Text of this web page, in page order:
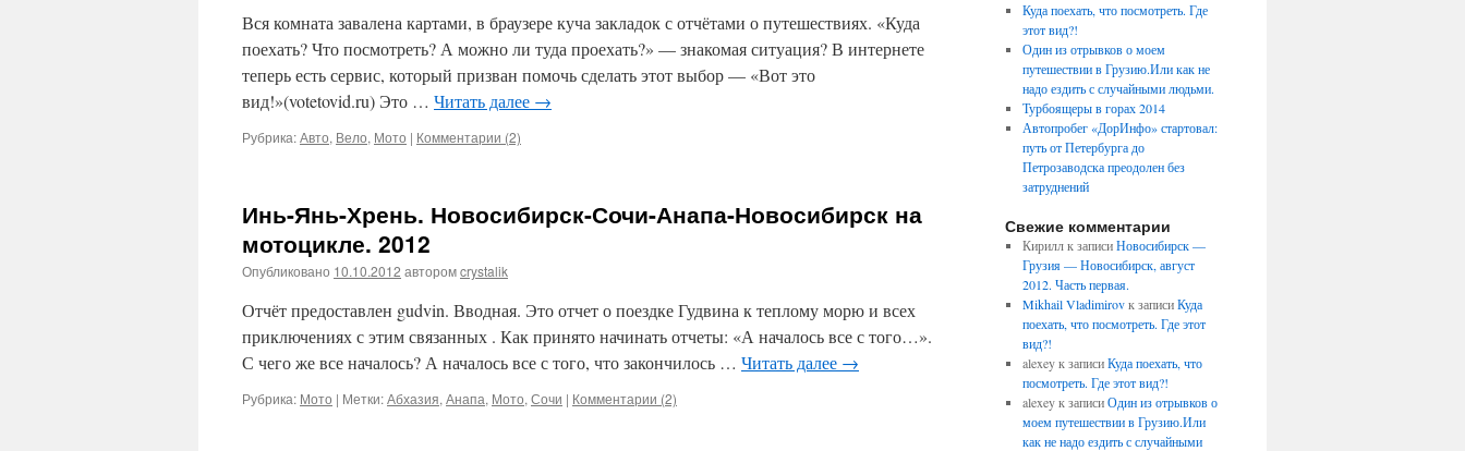
Вся комната завалена картами, в браузере куча закладок с отчётами о путешествиях. «Куда
поехать? Что посмотреть? А можно ли туда проехать?» — знакомая ситуация? В интернете
теперь есть сервис, который призван помочь сделать этот выбор — «Вот это
вид!»(votetovid.ru) Это … Читать далее →
Рубрика:Авто, Вело, Мото | Комментарии (2)
Инь-Янь-Хрень. Новосибирск-Сочи-Анапа-Новосибирск на
мотоцикле. 2012
Опубликовано 10.10.2012 авторомcrystalik
Отчёт предоставлен gudvin. Вводная. Это отчет о поездке Гудвина к теплому морю и всех
приключениях с этим связанных . Как принято начинать отчеты: «А началось все с того…».
С чего же все началось? А началось все с того, что закончилось … Читать далее →
Рубрика: Мото | Метки:Абхазия, Анапа, Мото, Сочи | Комментарии (2)
Куда поехать, что посмотреть. Где
этот вид?!
Один из отрывков о моем
путешествии в Грузию.Или как не
надо ездить с случайными людьми.
Турбоящеры в горах 2014
Автопробег «ДорИнфо» стартовал:
путь от Петербурга до
Петрозаводска преодолен без
затруднений
Свежие комментарии
Кириллк записиНовосибирск —
Грузия — Новосибирск, август
2012. Часть первая.
Mikhail Vladimirovк записиКуда
поехать, что посмотреть. Где этот
вид?!
alexeyк записиКуда поехать, что
посмотреть. Где этот вид?!
alexeyк записиОдин из отрывков о
моем путешествии в Грузию.Или
как не надо ездить с случайными